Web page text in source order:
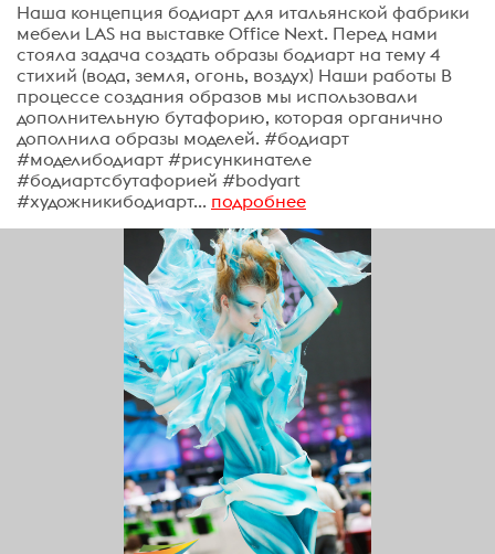
Наша концепция бодиарт для итальянской фабрики
мебели LAS на выставке Office Next. Перед нами
стояла задача создать образы бодиарт на тему 4
стихий (вода, земля, огонь, воздух) Наши работы В
процессе создания образов мы использовали
дополнительную бутафорию, которая органично
дополнила образы моделей. #бодиарт
#моделибодиарт #рисункинателе
#бодиартсбутафорией #bodyart
#художникибодиарт... подробнее